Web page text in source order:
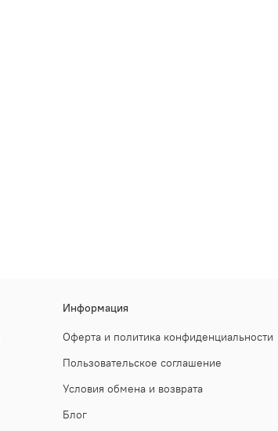
Информация
Оферта и политика конфиденциальности
Пользовательское соглашение
Условия обмена и возврата
Блог